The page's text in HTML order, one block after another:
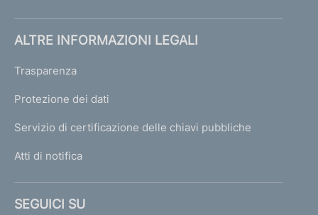
ALTRE INFORMAZIONI LEGALI
Trasparenza
Protezione dei dati
Servizio di certificazione delle chiavi pubbliche
Atti di notifica
SEGUICI SU